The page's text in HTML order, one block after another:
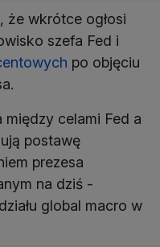
że wkrótce ogłosi
szefa Fed i
po objęciu
celami Fed a
postawę
prezesa
na dziś -
global macro w